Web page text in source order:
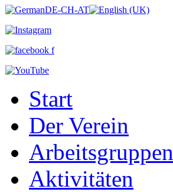
Start
Der Verein
Arbeitsgruppen
Aktivitäten